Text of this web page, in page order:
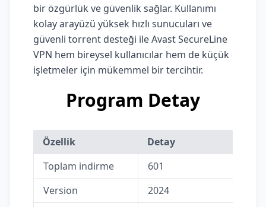
bir özgürlük ve güvenlik sağlar. Kullanımı
kolay arayüzü yüksek hızlı sunucuları ve
güvenli torrent desteği ile Avast SecureLine
VPN hem bireysel kullanıcılar hem de küçük
işletmeler için mükemmel bir tercihtir.
Program Detay
Özellik
Detay
Toplam indirme
601
Version
2024